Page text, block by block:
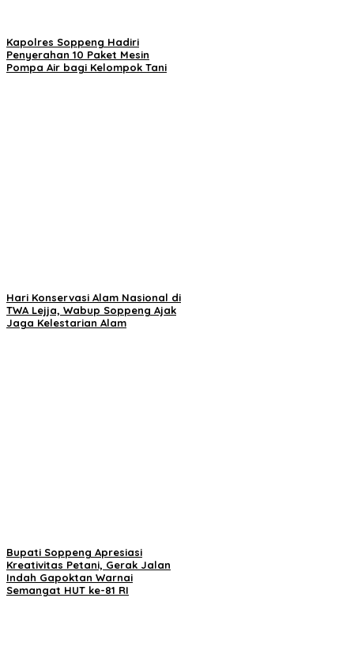
Kapolres Soppeng Hadiri
Penyerahan 10 Paket Mesin
Pompa Air bagi Kelompok Tani
Hari Konservasi Alam Nasional di
TWA Lejja, Wabup Soppeng Ajak
Jaga Kelestarian Alam
Bupati Soppeng Apresiasi
Kreativitas Petani, Gerak Jalan
Indah Gapoktan Warnai
Semangat HUT ke-81 RI